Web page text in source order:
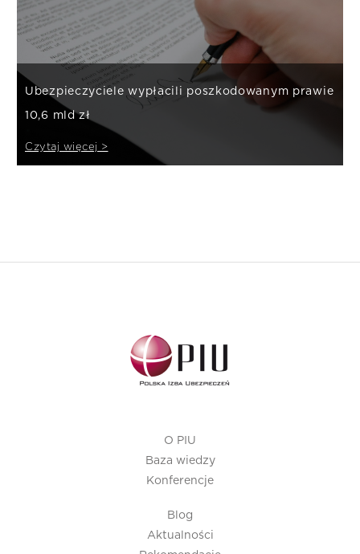
Ubezpieczyciele wypłacili poszkodowanym prawie
10,6 mld zł
Czytaj więcej >
O PIU
Baza wiedzy
Konferencje
Blog
Aktualności